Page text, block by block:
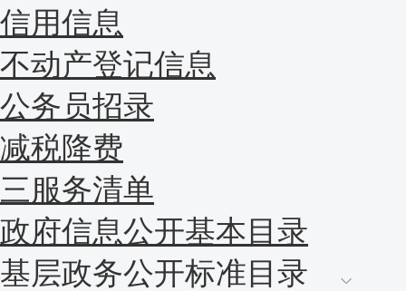
信用信息
不动产登记信息
公务员招录
减税降费
三服务清单
政府信息公开基本目录
基层政务公开标准目录